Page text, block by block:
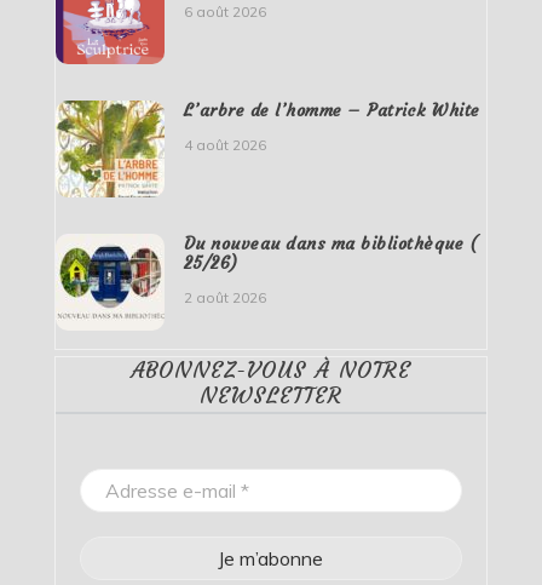
6 août 2026
L’arbre de l’homme – Patrick White
4 août 2026
Du nouveau dans ma bibliothèque (
25/26)
2 août 2026
ABONNEZ-VOUS À NOTRE
NEWSLETTER